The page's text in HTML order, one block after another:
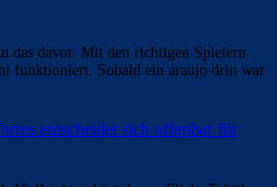
das davor. Mit den richtigen Spielern
funktioniert. Sobald ein araujo drin war
entscheidet sich offenbar für